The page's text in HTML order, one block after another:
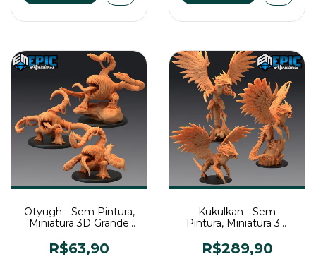
Otyugh - Sem Pintura,
Miniatura 3D Grande
R$63,90
Kukulkan - Sem
Pintura, Miniatura 3D
Mesa
R$289,90